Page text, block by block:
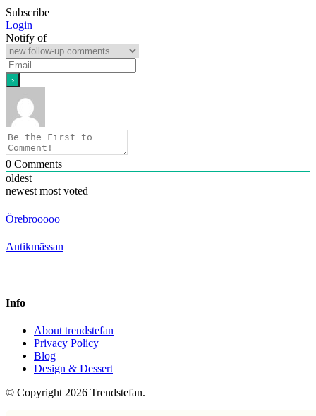
Subscribe
Login
Notify of
0 Comments
oldest
newest most voted
Örebrooooo
Antikmässan
Info
About trendstefan
Privacy Policy
Blog
Design & Dessert
© Copyright 2026 Trendstefan.